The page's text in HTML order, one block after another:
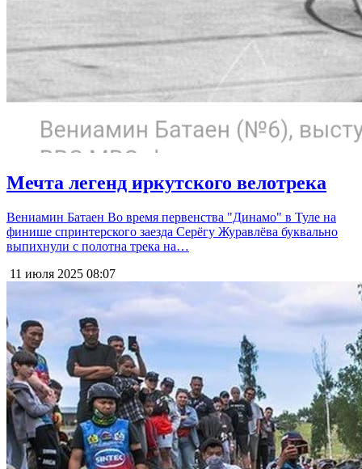
Мечта легенд иркутского велотрека
Вениамин Батаен Во время первенства "Динамо" в Туле на
финише спринтерского заезда Серёгу Журавлёва буквально
выпихнули с полотна трека на…
11 июля 2025 08:07